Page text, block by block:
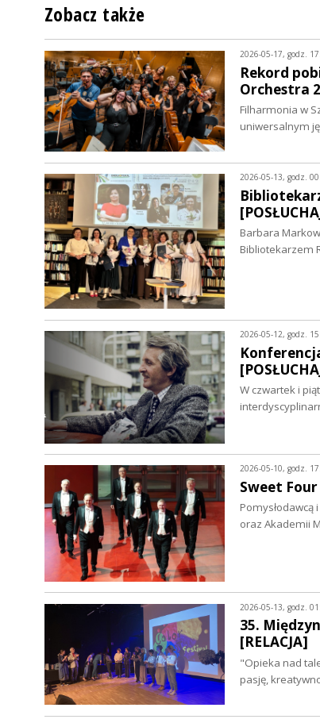
Zobacz także
2026-05-17, godz.
Rekord
Orchestra
Filharmonia w
uniwersalnym
2026-05-13, godz.
Barbara
Bibliotekarzem
2026-05-12, godz.
W czwartek i
2026-05-10, godz.
Sweet
Pomysłodawcą
oraz Akademii
2026-05-13, godz.
35.
[RELACJA]
"Opieka nad
pasję,